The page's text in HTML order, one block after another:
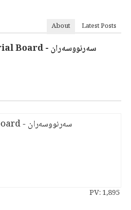
About Latest Posts
سەرنووسەران - Editorial Board
سەرنووسەران - Editorial board
PV:1,895